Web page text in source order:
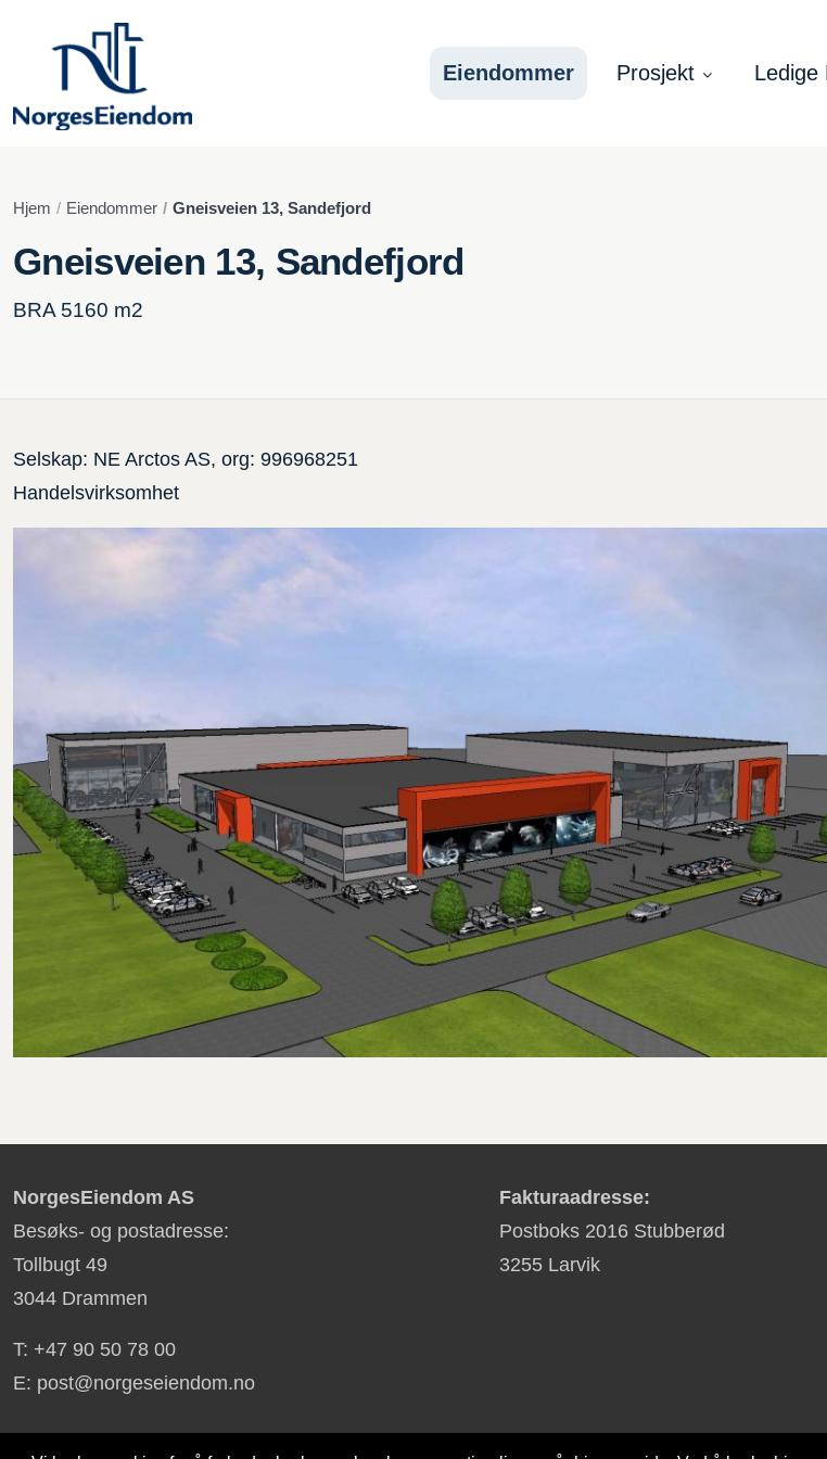
Eiendommer Prosjekt Ledige
Hjem Eiendommer Gneisveien 13, Sandefjord
Gneisveien 13, Sandefjord
BRA 5160 m2
Selskap: NE Arctos AS, org: 996968251
Handelsvirksomhet
NorgesEiendom AS
Besøks- og postadresse:
Tollbugt 49
3044 Drammen
T: +47 90 50 78 00
E: post@norgeseiendom.no
Fakturaadresse:
Postboks 2016 Stubberød
3255 Larvik